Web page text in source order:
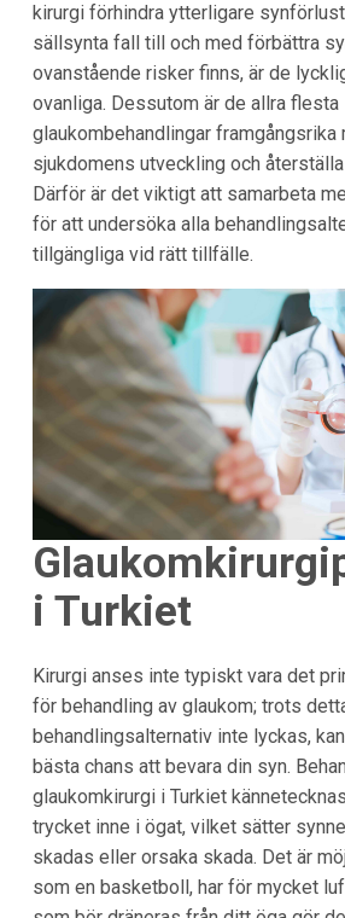
kirurgi förhindra ytterligare
sällsynta fall till och med förbättra
ovanstående risker finns, är de
ovanliga. Dessutom är de allra flesta
glaukombehandlingar framgångsrika
sjukdomens utveckling och
Därför är det viktigt att samarbeta
för att undersöka alla
tillgängliga vid rätt tillfälle.
i Turkiet
Kirurgi anses inte typiskt vara det
för behandling av glaukom; trots
behandlingsalternativ inte lyckas,
bästa chans att bevara din syn.
glaukomkirurgi i Turkiet
trycket inne i ögat, vilket sätter
skadas eller orsaka skada. Det är
som en basketboll, har för mycket